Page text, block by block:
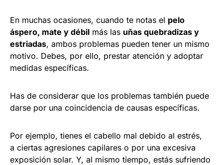
En muchas ocasiones, cuando te notas el pelo
áspero, mate y débil más las uñas quebradizas y
estriadas, ambos problemas pueden tener un mismo
motivo. Debes, por ello, prestar atención y adoptar
medidas específicas.
Has de considerar que los problemas también puede
darse por una coincidencia de causas específicas.
Por ejemplo, tienes el cabello mal debido al estrés,
a ciertas agresiones capilares o por una excesiva
exposición solar. Y, al mismo tiempo, estás sufriendo